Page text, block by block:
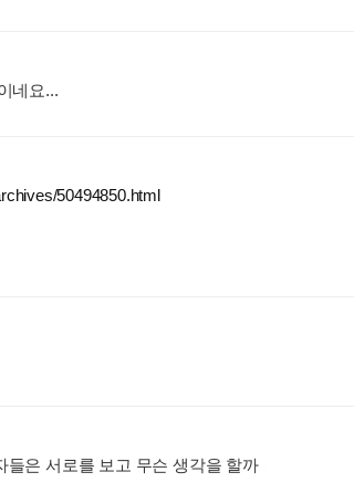
네요...
50494850.html
들은 서로를 보고 무슨 생각을 할까